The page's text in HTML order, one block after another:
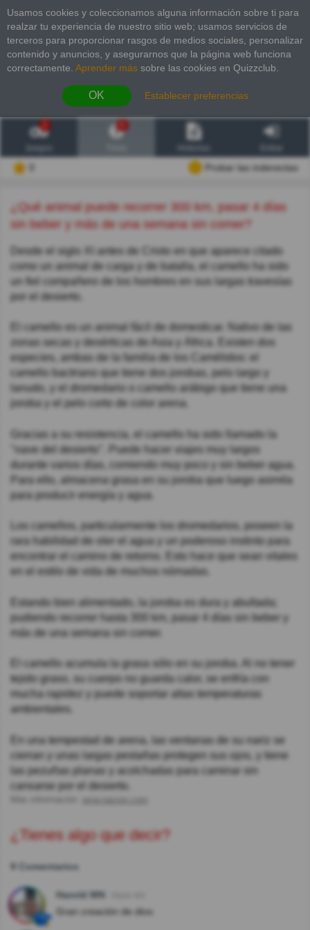
Usamos cookies y coleccionamos alguna información sobre ti para
realzar tu experiencia de nuestro sitio web; usamos servicios de
terceros para proporcionar rasgos de medios sociales, personalizar
contenido y anuncios, y asegurarnos que la página web funciona
correctamente. Aprender más sobre las cookies en Quizzclub.
OK Establecer preferencias
2
Probar las inderectas
¿Qué animal puede recorrer 300 km, pasar 4 días
sin beber y más de una semana sin comer?
Desde el siglo XI antes de Cristo en que aparece citado
como un animal de carga y de batalla, el camello ha sido
un fiel compañero de los hombres en sus largas travesías
por el desierto.
El camello es un animal fácil de domesticar. Nativo de las
zonas secas y desérticas de Asia y África. Existen dos
especies, ambas de la familia de los Camélidos: el
camello bactriano que tiene dos jorobas, pelo largo y
lanudo, y el dromedario o camello arábigo que tiene una
joroba y el pelo corto de color arena.
Gracias a su resistencia, el camello ha sido llamado la
"nave del desierto". Puede hacer viajes muy largos
durante varios días, comiendo muy poco y sin beber agua.
Para ello, almacena grasa en su joroba que luego asimila
para producir energía y agua.
Los camellos, particularmente los dromedarios, poseen la
rara habilidad de oler el agua y un poderoso instinto para
encontrar el camino de retorno. Esto hace que sean vitales
en el estilo de vida de muchos nómadas.
Estando bien alimentado, la joroba es dura y abultada;
pudiendo recorrer hasta 300 km, pasar 4 días sin beber y
más de una semana sin comer.
El camello acumula la grasa sólo en su joroba. Al no tener
tejido graso, su cuerpo no guarda calor, se enfría con
mucha rapidez y puede soportar altas temperaturas
ambientales.
En una tempestad de arena, las ventanas de su nariz se
cierran y unas largas pestañas protegen sus ojos, y tiene
las pezuñas planas y acolchadas para caminar sin
cansarse por el desierto.
wvw.nacion.com
¿Tienes algo que decir?
9 Comentarios
Harold MN
Gran creación de dios